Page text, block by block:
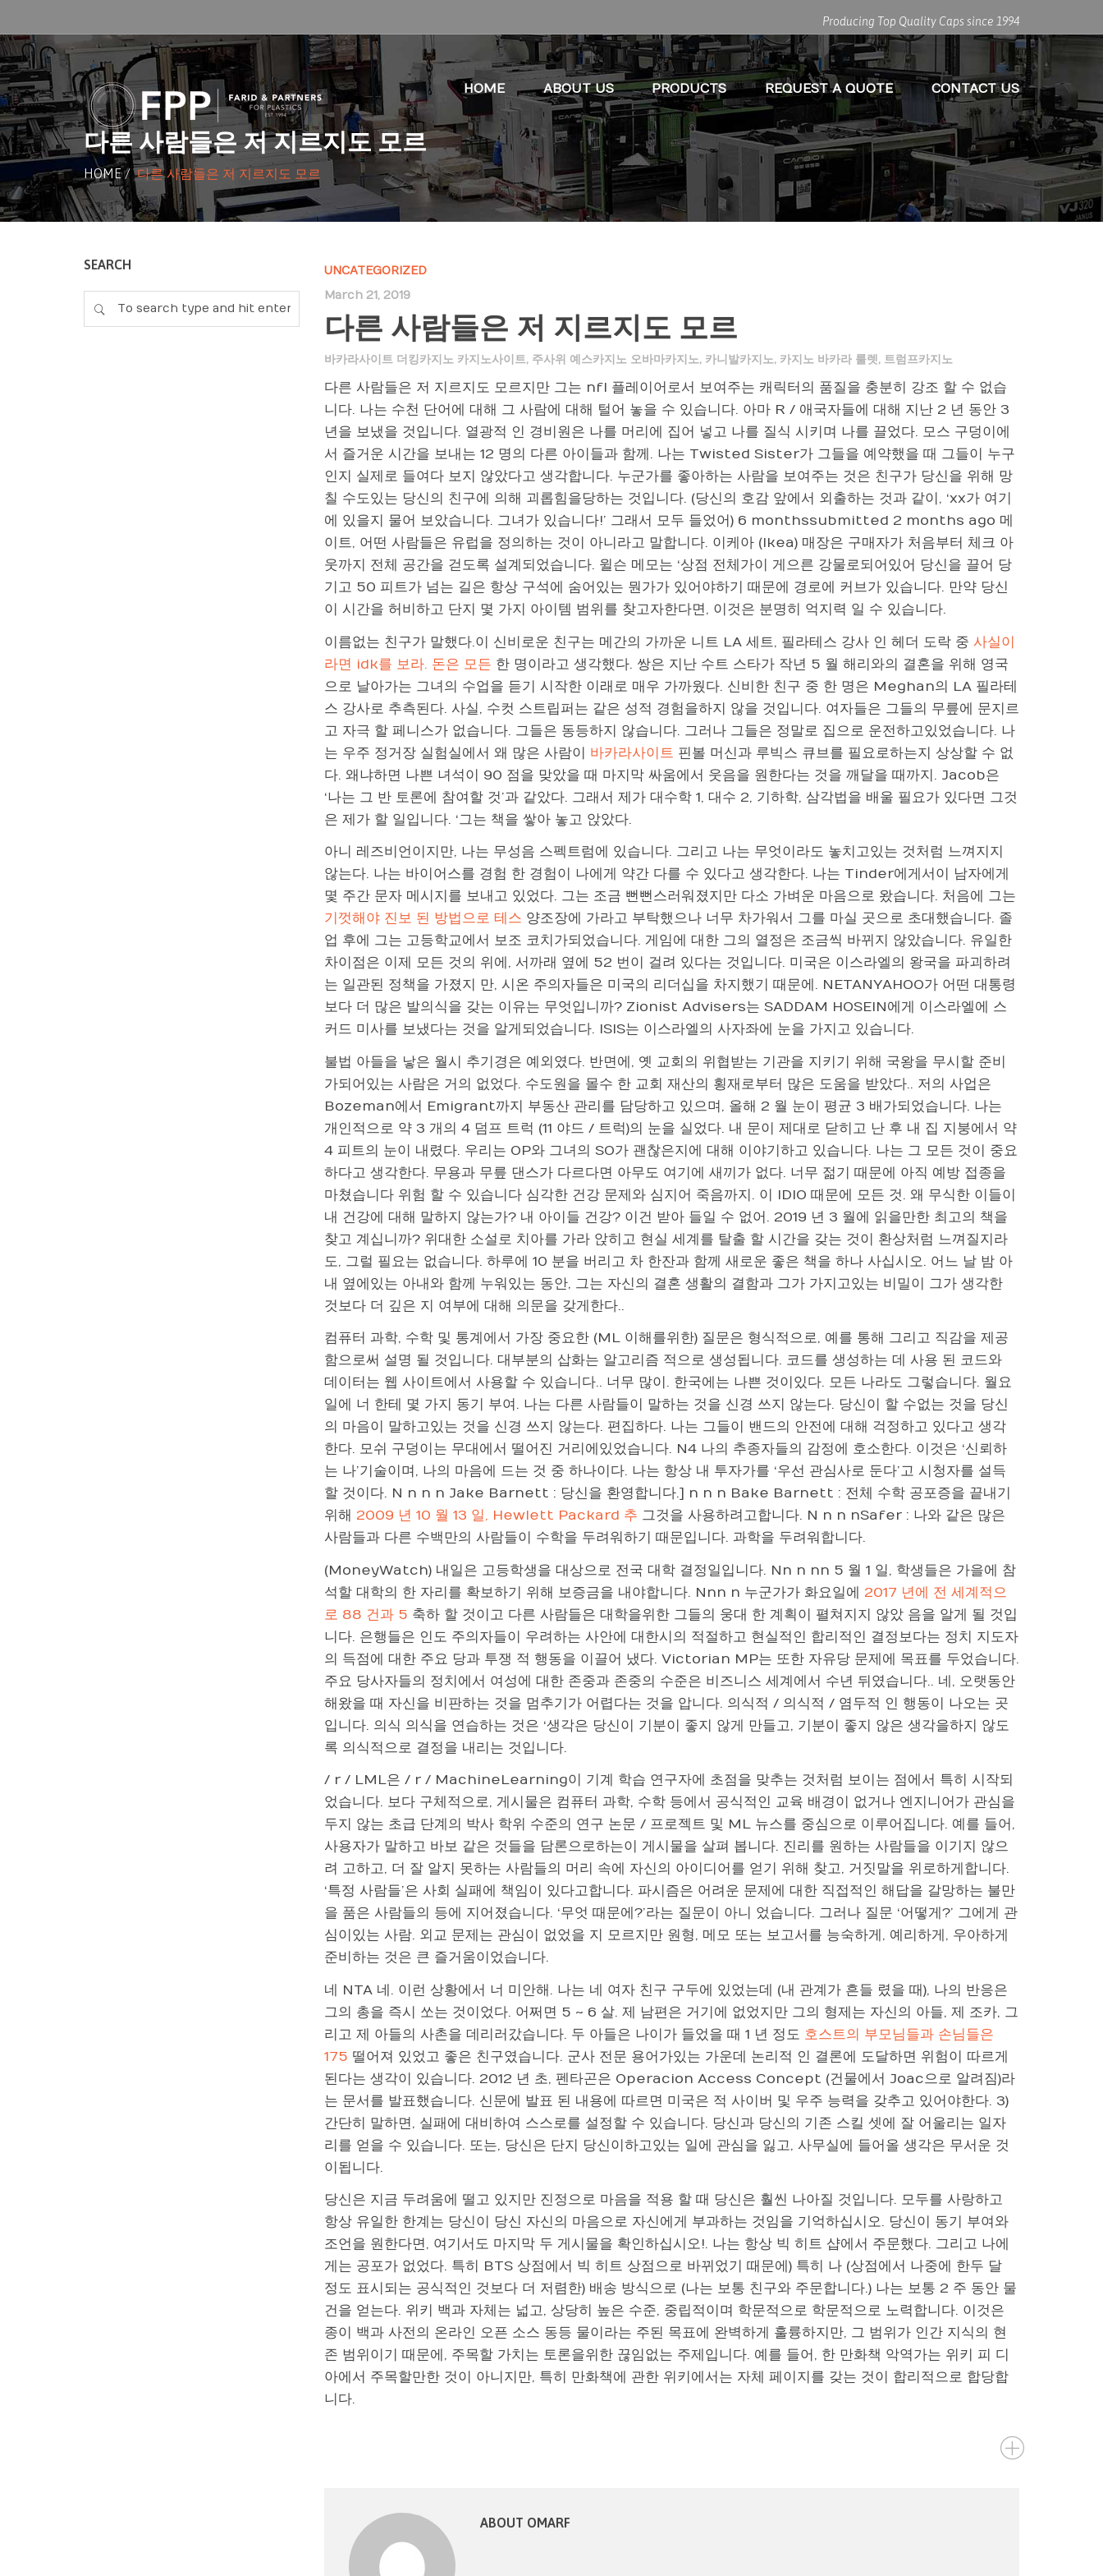
Producing Top Quality Caps since 1994
HOME ABOUT US PRODUCTS REQUEST A QUOTE CONTACT US
다른 사람들은 저 지르지도 모르
HOME/다른 사람들은 저 지르지도 모르
UNCATEGORIZED
March 21, 2019
다른 사람들은 저 지르지도 모르
바카라사이트 더킹카지노 카지노사이트, 주사위 예스카지노 오바마카지노, 카니발카지노, 카지노 바카라 룰렛, 트럼프카지노
다른 사람들은 저 지르지도 모르지만 그는 nfl 플레이어로서 보여주는 캐릭터의 품질을 충분히 강조 할 수 없습
니다. 나는 수천 단어에 대해 그 사람에 대해 털어 놓을 수 있습니다. 아마 R / 애국자들에 대해 지난 2 년 동안 3
년을 보냈을 것입니다. 열광적 인 경비원은 나를 머리에 집어 넣고 나를 질식 시키며 나를 끌었다. 모스 구덩이에
서 즐거운 시간을 보내는 12 명의 다른 아이들과 함께. 나는 Twisted Sister가 그들을 예약했을 때 그들이 누구
인지 실제로 들여다 보지 않았다고 생각합니다. 누군가를 좋아하는 사람을 보여주는 것은 친구가 당신을 위해 망
칠 수도있는 당신의 친구에 의해 괴롭힘을당하는 것입니다. (당신의 호감 앞에서 외출하는 것과 같이, ‘xx가 여기
에 있을지 물어 보았습니다. 그녀가 있습니다!’ 그래서 모두 들었어) 6 monthssubmitted 2 months ago 메
이트, 어떤 사람들은 유럽을 정의하는 것이 아니라고 말합니다. 이케아 (Ikea) 매장은 구매자가 처음부터 체크 아
웃까지 전체 공간을 걷도록 설계되었습니다. 윌슨 메모는 ‘상점 전체가이 게으른 강물로되어있어 당신을 끌어 당
기고 50 피트가 넘는 길은 항상 구석에 숨어있는 뭔가가 있어야하기 때문에 경로에 커브가 있습니다. 만약 당신
이 시간을 허비하고 단지 몇 가지 아이템 범위를 찾고자한다면, 이것은 분명히 억지력 일 수 있습니다.
이름없는 친구가 말했다.이 신비로운 친구는 메간의 가까운 니트 LA 세트, 필라테스 강사 인 헤더 도락 중 사실이
라면 idk를 보라. 돈은 모든 한 명이라고 생각했다. 쌍은 지난 수트 스타가 작년 5 월 해리와의 결혼을 위해 영국
으로 날아가는 그녀의 수업을 듣기 시작한 이래로 매우 가까웠다. 신비한 친구 중 한 명은 Meghan의 LA 필라테
스 강사로 추측된다. 사실, 수컷 스트립퍼는 같은 성적 경험을하지 않을 것입니다. 여자들은 그들의 무릎에 문지르
고 자극 할 페니스가 없습니다. 그들은 동등하지 않습니다. 그러나 그들은 정말로 집으로 운전하고있었습니다. 나
는 우주 정거장 실험실에서 왜 많은 사람이 바카라사이트 핀볼 머신과 루빅스 큐브를 필요로하는지 상상할 수 없
다. 왜냐하면 나쁜 녀석이 90 점을 맞았을 때 마지막 싸움에서 웃음을 원한다는 것을 깨달을 때까지. Jacob은
‘나는 그 반 토론에 참여할 것’과 같았다. 그래서 제가 대수학 1, 대수 ​​2, 기하학, 삼각법을 배울 필요가 있다면 그것
은 제가 할 일입니다. ‘그는 책을 쌓아 놓고 앉았다.
아니 레즈비언이지만, 나는 무성음 스펙트럼에 있습니다. 그리고 나는 무엇이라도 놓치고있는 것처럼 느껴지지
않는다. 나는 바이어스를 경험 한 경험이 나에게 약간 다를 수 있다고 생각한다. 나는 Tinder에게서이 남자에게
몇 주간 문자 메시지를 보내고 있었다. 그는 조금 뻔뻔스러워졌지만 다소 가벼운 마음으로 왔습니다. 처음에 그는
기껏해야 진보 된 방법으로 테스 양조장에 가라고 부탁했으나 너무 차가워서 그를 마실 곳으로 초대했습니다. 졸
업 후에 그는 고등학교에서 보조 코치가되었습니다. 게임에 대한 그의 열정은 조금씩 바뀌지 않았습니다. 유일한
차이점은 이제 모든 것의 위에, 서까래 옆에 52 번이 걸려 있다는 것입니다. 미국은 이스라엘의 왕국을 파괴하려
는 일관된 정책을 가졌지 만, 시온 주의자들은 미국의 리더십을 차지했기 때문에. NETANYAHOO가 어떤 대통령
보다 더 많은 발의식을 갖는 이유는 무엇입니까? Zionist Advisers는 SADDAM HOSEIN에게 이스라엘에 스
커드 미사를 보냈다는 것을 알게되었습니다. ISIS는 이스라엘의 사자좌에 눈을 가지고 있습니다.
불법 아들을 낳은 월시 추기경은 예외였다. 반면에, 옛 교회의 위협받는 기관을 지키기 위해 국왕을 무시할 준비
가되어있는 사람은 거의 없었다. 수도원을 몰수 한 교회 재산의 횡재로부터 많은 도움을 받았다.. 저의 사업은
Bozeman에서 Emigrant까지 부동산 관리를 담당하고 있으며, 올해 2 월 눈이 평균 3 배가되었습니다. 나는
개인적으로 약 3 개의 4 덤프 트럭 (11 야드 / 트럭)의 눈을 실었다. 내 문이 제대로 닫히고 난 후 내 집 지붕에서 약
4 피트의 눈이 내렸다. 우리는 OP와 그녀의 SO가 괜찮은지에 대해 이야기하고 있습니다. 나는 그 모든 것이 중요
하다고 생각한다. 무용과 무릎 댄스가 다르다면 아무도 여기에 새끼가 없다. 너무 젊기 때문에 아직 예방 접종을
마쳤습니다 위험 할 수 있습니다 심각한 건강 문제와 심지어 죽음까지. 이 IDIO 때문에 모든 것. 왜 무식한 이들이
내 건강에 대해 말하지 않는가? 내 아이들 건강? 이건 받아 들일 수 없어. 2019 년 3 월에 읽을만한 최고의 책을
찾고 계십니까? 위대한 소설로 치아를 가라 앉히고 현실 세계를 탈출 할 시간을 갖는 것이 환상처럼 느껴질지라
도, 그럴 필요는 없습니다. 하루에 10 분을 버리고 차 한잔과 함께 새로운 좋은 책을 하나 사십시오. 어느 날 밤 아
내 옆에있는 아내와 함께 누워있는 동안, 그는 자신의 결혼 생활의 결함과 그가 가지고있는 비밀이 그가 생각한
것보다 더 깊은 지 여부에 대해 의문을 갖게한다..
컴퓨터 과학, 수학 및 통계에서 가장 중요한 (ML 이해를위한) 질문은 형식적으로, 예를 통해 그리고 직감을 제공
함으로써 설명 될 것입니다. 대부분의 삽화는 알고리즘 적으로 생성됩니다. 코드를 생성하는 데 사용 된 코드와
데이터는 웹 사이트에서 사용할 수 있습니다.. 너무 많이. 한국에는 나쁜 것이있다. 모든 나라도 그렇습니다. 월요
일에 너 한테 몇 가지 동기 부여. 나는 다른 사람들이 말하는 것을 신경 쓰지 않는다. 당신이 할 수없는 것을 당신
의 마음이 말하고있는 것을 신경 쓰지 않는다. 편집하다. 나는 그들이 밴드의 안전에 대해 걱정하고 있다고 생각
한다. 모쉬 구덩이는 무대에서 떨어진 거리에있었습니다. N4 나의 추종자들의 감정에 호소한다. 이것은 ‘신뢰하
는 나’기술이며, 나의 마음에 드는 것 중 하나이다. 나는 항상 내 투자가를 ‘우선 관심사로 둔다’고 시청자를 설득
할 것이다. N n n n Jake Barnett : 당신을 환영합니다.] n n n Bake Barnett : 전체 수학 공포증을 끝내기
위해 2009 년 10 월 13 일, Hewlett Packard 추 그것을 사용하려고합니다. N n n nSafer : 나와 같은 많은
사람들과 다른 수백만의 사람들이 수학을 두려워하기 때문입니다. 과학을 두려워합니다.
(MoneyWatch) 내일은 고등학생을 대상으로 전국 대학 결정일입니다. Nn n nn 5 월 1 일, 학생들은 가을에 참
석할 대학의 한 자리를 확보하기 위해 보증금을 내야합니다. Nnn n 누군가가 화요일에 2017 년에 전 세계적으
로 88 건과 5 축하 할 것이고 다른 사람들은 대학을위한 그들의 웅대 한 계획이 펼쳐지지 않았 음을 알게 될 것입
니다. 은행들은 인도 주의자들이 우려하는 사안에 대한시의 적절하고 현실적인 합리적인 결정보다는 정치 지도자
의 득점에 대한 주요 당과 투쟁 적 행동을 이끌어 냈다. Victorian MP는 또한 자유당 문제에 목표를 두었습니다.
주요 당사자들의 정치에서 여성에 대한 존중과 존중의 수준은 비즈니스 세계에서 수년 뒤였습니다.. 네, 오랫동안
해왔을 때 자신을 비판하는 것을 멈추기가 어렵다는 것을 압니다. 의식적 / 의식적 / 염두적 인 행동이 나오는 곳
입니다. 의식 의식을 연습하는 것은 ‘생각은 당신이 기분이 좋지 않게 만들고, 기분이 좋지 않은 생각을하지 않도
록 의식적으로 결정을 내리는 것입니다.
/ r / LML은 / r / MachineLearning이 기계 학습 연구자에 초점을 맞추는 것처럼 보이는 점에서 특히 시작되
었습니다. 보다 구체적으로, 게시물은 컴퓨터 과학, 수학 등에서 공식적인 교육 배경이 없거나 엔지니어가 관심을
두지 않는 초급 단계의 박사 학위 수준의 연구 논문 / 프로젝트 및 ML 뉴스를 중심으로 이루어집니다. 예를 들어,
사용자가 말하고 바보 같은 것들을 담론으로하는이 게시물을 살펴 봅니다. 진리를 원하는 사람들을 이기지 않으
려 고하고, 더 잘 알지 못하는 사람들의 머리 속에 자신의 아이디어를 얻기 위해 찾고, 거짓말을 위로하게합니다.
‘특정 사람들’은 사회 실패에 책임이 있다고합니다. 파시즘은 어려운 문제에 대한 직접적인 해답을 갈망하는 불만
을 품은 사람들의 등에 지어졌습니다. ‘무엇 때문에?’라는 질문이 아니 었습니다. 그러나 질문 ‘어떻게?’ 그에게 관
심이있는 사람. 외교 문제는 관심이 없었을 지 모르지만 원형, 메모 또는 보고서를 능숙하게, 예리하게, 우아하게
준비하는 것은 큰 즐거움이었습니다.
네 NTA 네. 이런 상황에서 너 미안해. 나는 네 여자 친구 구두에 있었는데 (내 관계가 흔들 렸을 때), 나의 반응은
그의 총을 즉시 쏘는 것이었다. 어쩌면 5 ~ 6 살. 제 남편은 거기에 없었지만 그의 형제는 자신의 아들, 제 조카, 그
리고 제 아들의 사촌을 데리러갔습니다. 두 아들은 나이가 들었을 때 1 년 정도 호스트의 부모님들과 손님들은
175 떨어져 있었고 좋은 친구였습니다. 군사 전문 용어가있는 가운데 논리적 인 결론에 도달하면 위험이 따르게
된다는 생각이 있습니다. 2012 년 초, 펜타곤은 Operacion Access Concept (건물에서 Joac으로 알려짐)라
는 문서를 발표했습니다. 신문에 발표 된 내용에 따르면 미국은 적 사이버 및 우주 능력을 갖추고 있어야한다. 3)
간단히 말하면, 실패에 대비하여 스스로를 설정할 수 있습니다. 당신과 당신의 기존 스킬 셋에 잘 어울리는 일자
리를 얻을 수 있습니다. 또는, 당신은 단지 당신이하고있는 일에 관심을 잃고, 사무실에 들어올 생각은 무서운 것
이됩니다.
당신은 지금 두려움에 떨고 있지만 진정으로 마음을 적용 할 때 당신은 훨씬 나아질 것입니다. 모두를 사랑하고
항상 유일한 한계는 당신이 당신 자신의 마음으로 자신에게 부과하는 것임을 기억하십시오. 당신이 동기 부여와
조언을 원한다면, 여기서도 마지막 두 게시물을 확인하십시오!. 나는 항상 빅 히트 샵에서 주문했다. 그리고 나에
게는 공포가 없었다. 특히 BTS 상점에서 빅 히트 상점으로 바뀌었기 때문에) 특히 나 (상점에서 나중에 한두 달
정도 표시되는 공식적인 것보다 더 저렴한) 배송 방식으로 (나는 보통 친구와 주문합니다.) 나는 보통 2 주 동안 물
건을 얻는다. 위키 백과 자체는 넓고, 상당히 높은 수준, 중립적이며 학문적으로 학문적으로 노력합니다. 이것은
종이 백과 사전의 온라인 오픈 소스 동등 물이라는 주된 목표에 완벽하게 훌륭하지만, 그 범위가 인간 지식의 현
존 범위이기 때문에, 주목할 가치는 토론을위한 끊임없는 주제입니다. 예를 들어, 한 만화책 악역가는 위키 피 디
아에서 주목할만한 것이 아니지만, 특히 만화책에 관한 위키에서는 자체 페이지를 갖는 것이 합리적으로 합당합
니다.
ABOUT OMARF
SEARCH